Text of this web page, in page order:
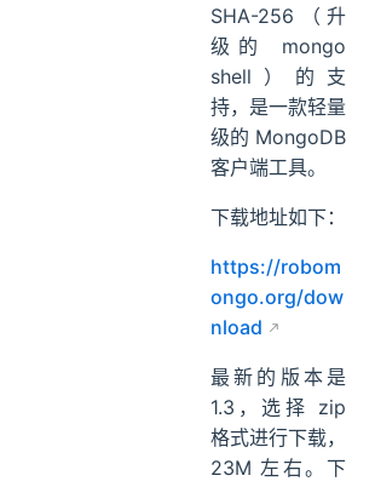
SHA-256（升
级的 mongo
shell）的支
持，是一款轻量
级的 MongoDB
客户端工具。
下载地址如下：
https://robom
ongo.org/dow
nload
最新的版本是
1.3，选择 zip
格式进行下载，
23M 左右。下